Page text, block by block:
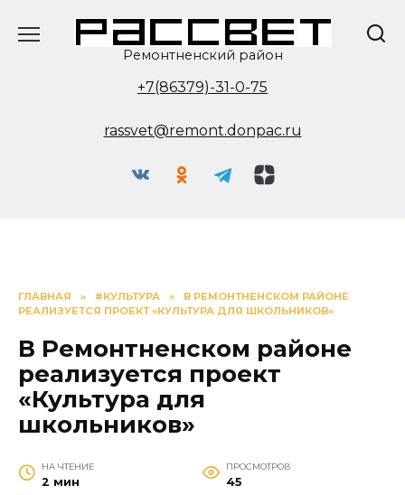
Ремонтненский район
+7(86379)-31-0-75
rassvet@remont.donpac.ru
ГЛАВНАЯ » #КУЛЬТУРА »
В РЕМОНТНЕНСКОМ РАЙОНЕ
РЕАЛИЗУЕТСЯ ПРОЕКТ «КУЛЬТУРА ДЛЯ ШКОЛЬНИКОВ»
В Ремонтненском районе
реализуется проект
«Культура для
школьников»
НА ЧТЕНИЕ
2 мин
ПРОСМОТРОВ
45